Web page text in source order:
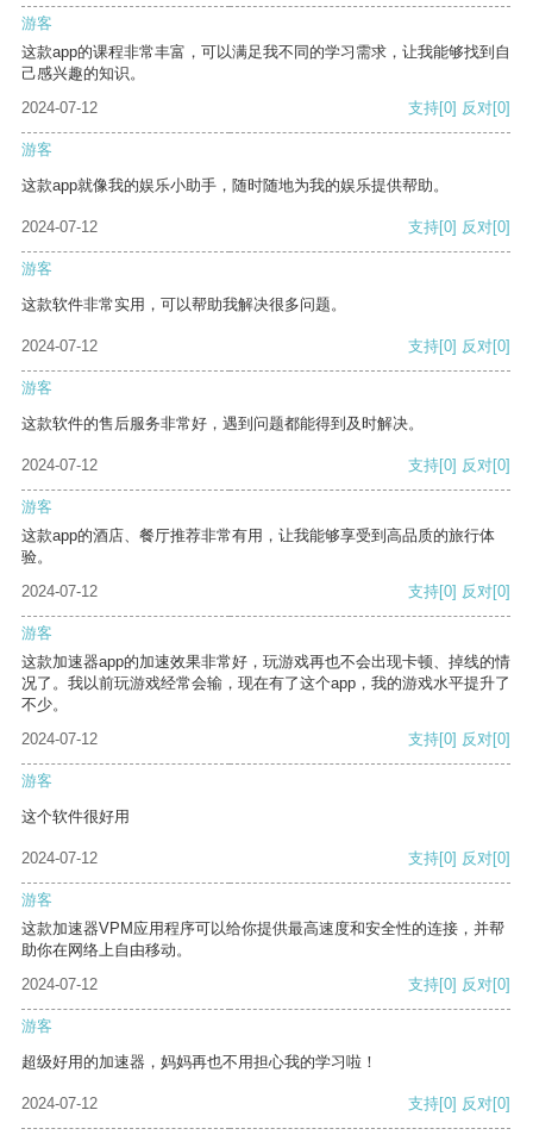
游客
这款app的课程非常丰富，可以满足我不同的学习需求，让我能够找到自
己感兴趣的知识。
2024-07-12
支持[0] 反对[0]
游客
这款app就像我的娱乐小助手，随时随地为我的娱乐提供帮助。
2024-07-12 支持[0] 反对[0]
游客
这款软件非常实用，可以帮助我解决很多问题。
2024-07-12 支持[0] 反对[0]
游客
这款软件的售后服务非常好，遇到问题都能得到及时解决。
2024-07-12 支持[0] 反对[0]
游客
这款app的酒店、餐厅推荐非常有用，让我能够享受到高品质的旅行体
验。
2024-07-12
支持[0] 反对[0]
游客
这款加速器app的加速效果非常好，玩游戏再也不会出现卡顿、掉线的情
况了。我以前玩游戏经常会输，现在有了这个app，我的游戏水平提升了
不少。
2024-07-12
支持[0] 反对[0]
游客
这个软件很好用
2024-07-12 支持[0] 反对[0]
游客
这款加速器VPM应用程序可以给你提供最高速度和安全性的连接，并帮
助你在网络上自由移动。
2024-07-12
支持[0] 反对[0]
游客
超级好用的加速器，妈妈再也不用担心我的学习啦！
2024-07-12 支持[0] 反对[0]